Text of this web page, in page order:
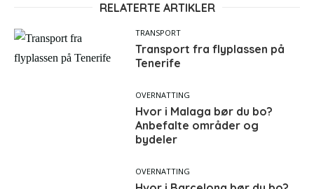
RELATERTE ARTIKLER
TRANSPORT
Transport fra flyplassen på
Tenerife
OVERNATTING
Hvor i Malaga bør du bo?
Anbefalte områder og
bydeler
OVERNATTING